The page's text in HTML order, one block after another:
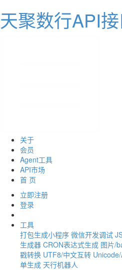
天聚数行API
关于
会员
Agent工具
API市场
首 页
立即注册
登录
工具
打包生成小程序 微信开发调试
生成器 CRON表达式生成 图片/
戳转换 UTF8/中文互转
单生成 天行机器人